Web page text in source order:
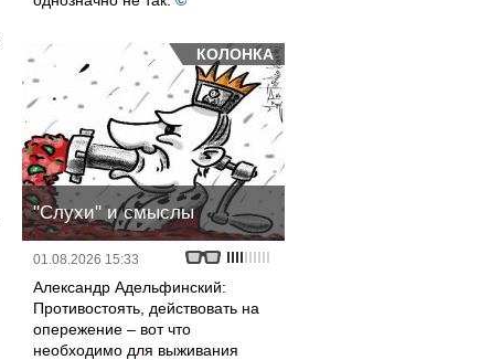
КОЛОНКА
"Слухи" и смыслы
01.08.2026 15:33
Александр Адельфинский:
Противостоять, действовать на
опережение – вот что
необходимо для выживания